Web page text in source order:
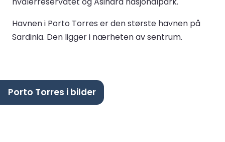
Havnen i Porto Torres er den største havnen på
Sardinia. Den ligger i nærheten av sentrum.
Porto Torres i bilder